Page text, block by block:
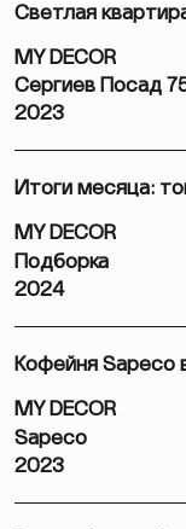
Светлая
MY DECOR
Сергиев Посад
2023
Итоги месяца:
MY DECOR
Подборка
2024
Кофейня Sapeco
MY DECOR
Sapeco
2023